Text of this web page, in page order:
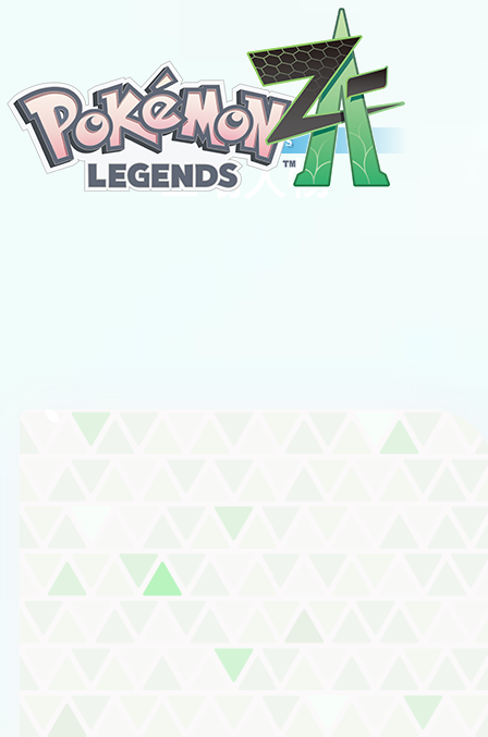
Characters
登場人物